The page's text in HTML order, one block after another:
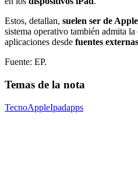
Estos, detallan, suelen ser de Apple
sistema operativo también admita la
aplicaciones desde fuentes
Fuente: EP.
Temas de la nota
TecnoAppleIpadapps